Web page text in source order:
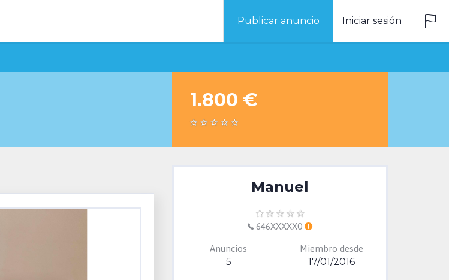
Publicar anuncio Iniciar sesión
1.800 €
Manuel
646XXXXX0
Anuncios
5
Miembro desde
17/01/2016